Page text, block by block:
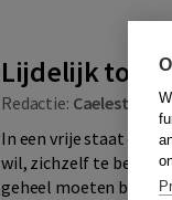
Lijdelijk
Redactie: Caelesta
In een vrije staat dient
wil, zichzelf te
geheel moeten